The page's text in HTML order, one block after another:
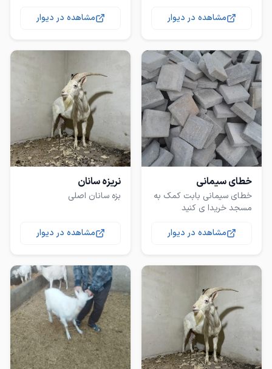
مشاهده در دیوار
مشاهده در دیوار
خطای سیمانی
خطای سیمانی بابت کمک به
مسجد خریدا ی کنید
مشاهده در دیوار
نریزه سانان
بزه سانان اصلی
مشاهده در دیوار